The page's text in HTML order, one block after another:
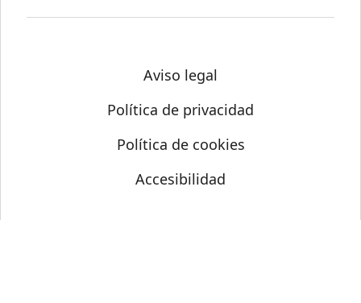
Aviso legal
Política de privacidad
Política de cookies
Accesibilidad